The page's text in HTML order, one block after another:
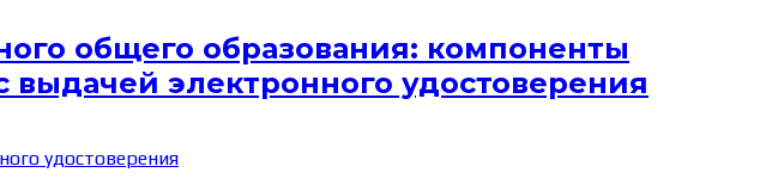
общего образования: компоненты
электронного удостоверения